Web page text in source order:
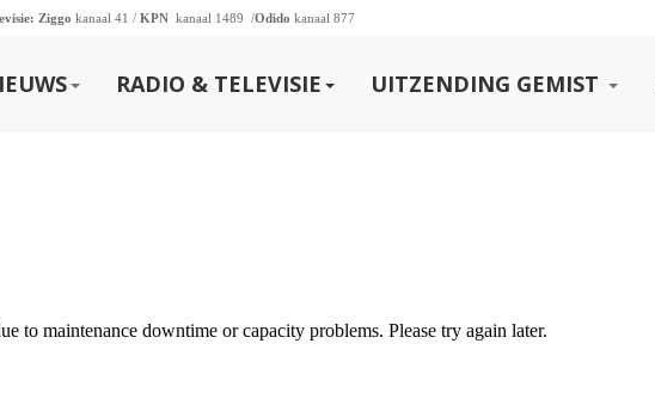
Ziggo kanaal 41 / KPN kanaal 1489 /Odido kanaal 877
RADIO & TELEVISIE UITZENDING GEMIST